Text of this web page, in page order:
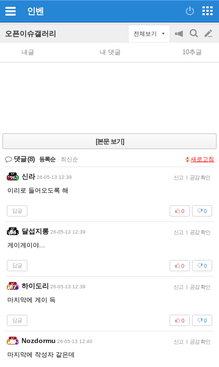
인벤
오픈이슈갤러리 전체보기
공
지
on/off
검
색
글
쓰
내글 내 댓글 10추글
[본문 보기]
댓글(8) 등록순 최신순 새로고침
신라 26-05-13 12:39 신고 | 공감 확인
이리로 들어오도록 해
답글 0
0
달섭지롱 26-05-13 12:39 신고 | 공감 확인
게이게이야...
답글 0
0
하이도리 26-05-13 12:39 신고 | 공감 확인
마지막에 게이 득
답글 0
0
Nozdormu 26-05-13 12:40 신고 | 공감 확인
마지막에 작성자 같은데